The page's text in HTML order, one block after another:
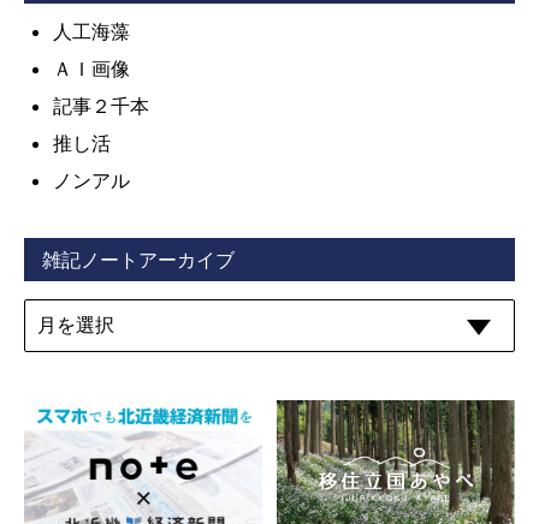
人工海藻
ＡＩ画像
記事２千本
推し活
ノンアル
雑記ノートアーカイブ